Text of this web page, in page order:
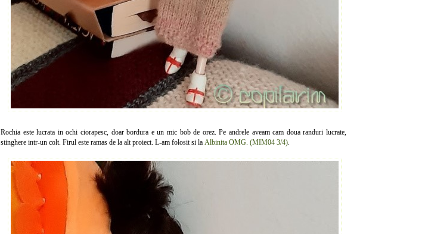
Rochia este lucrata in ochi ciorapesc, doar bordura e un mic bob de orez. Pe andrele aveam cam doua randuri lucrate,
stinghere intr-un colt. Firul este ramas de la alt proiect. L-am folosit si la Albinita OMG. (MIM04 3/4).